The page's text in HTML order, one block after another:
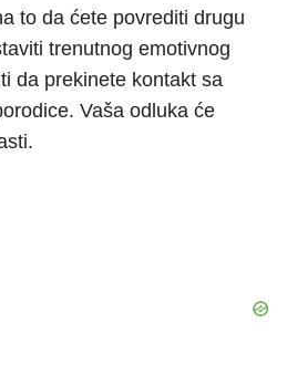
to da ćete povrediti drugu
trenutnog emotivnog
da prekinete kontakt sa
Vaša odluka će